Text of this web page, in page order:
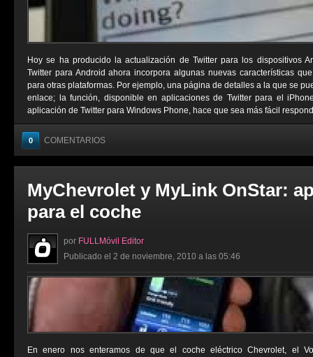
Hoy se ha producido la actualización de Twitter para los dispositivos
Twitter para Android ahora incorpora algunas nuevas características
para otras plataformas. Por ejemplo, una página de detalles a la que se
enlace; la función, disponible en aplicaciones de Twitter para el
aplicación de Twitter para Windows Phone, hace que sea más fácil
0 COMENTARIOS
MyChevrolet y MyLink OnStar:
para el coche
por FULLMóvil Editor
Publicado el 2 de noviembre, 2010 a las 05:46
En enero nos enteramos de que el coche eléctrico Chevrolet, el